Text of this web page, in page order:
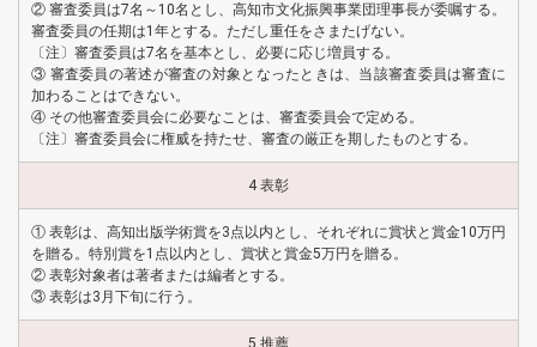
② 審査委員は7名～10名とし、高知市文化振興事業団理事長が委嘱する。
審査委員の任期は1年とする。ただし重任をさまたげない。
〔注〕審査委員は7名を基本とし、必要に応じ増員する。
③ 審査委員の著述が審査の対象となったときは、当該審査委員は審査に
加わることはできない。
④ その他審査委員会に必要なことは、審査委員会で定める。
〔注〕審査委員会に権威を持たせ、審査の厳正を期したものとする。
4 表彰
① 表彰は、高知出版学術賞を3点以内とし、それぞれに賞状と賞金10万円
を贈る。特別賞を1点以内とし、賞状と賞金5万円を贈る。
② 表彰対象者は著者または編者とする。
③ 表彰は3月下旬に行う。
5 推薦